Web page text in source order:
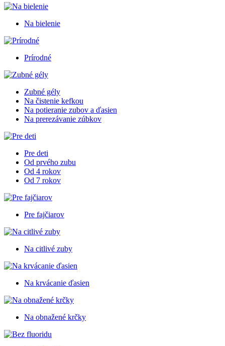
Na bielenie
Prírodné
Zubné gély
Na čistenie kefkou
Na potieranie zubov a ďasien
Na prerezávanie zúbkov
Pre deti
Od prvého zubu
Od 4 rokov
Od 7 rokov
Pre fajčiarov
Na citlivé zuby
Na krvácanie ďasien
Na obnažené krčky